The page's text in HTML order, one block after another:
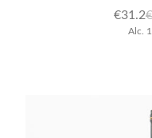
€31.2€
Alc.